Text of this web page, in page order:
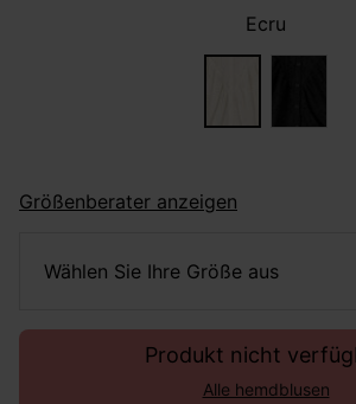
Ecru
Größenberater anzeigen
Wählen Sie Ihre Größe aus
Produkt nicht
Alle hemdblusen